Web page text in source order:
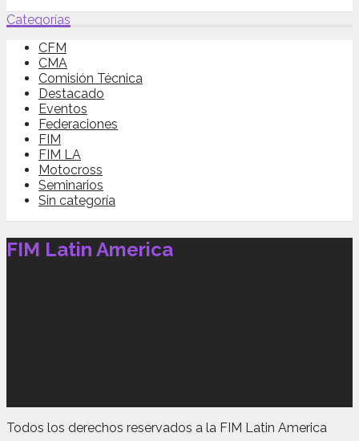
Categorías
CFM
CMA
Comisión Técnica
Destacado
Eventos
Federaciones
FIM
FIM LA
Motocross
Seminarios
Sin categoría
FIM Latin America
Todos los derechos reservados a la FIM Latin America